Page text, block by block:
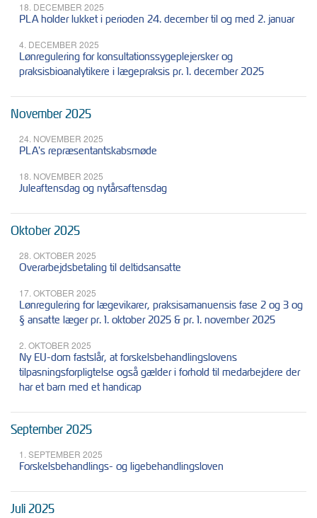
18. DECEMBER 2025
PLA holder lukket i perioden 24. december til og med 2. januar
4. DECEMBER 2025
Lønregulering for konsultationssygeplejersker og
praksisbioanalytikere i lægepraksis pr. 1. december 2025
November 2025
24. NOVEMBER 2025
PLA's repræsentantskabsmøde
18. NOVEMBER 2025
Juleaftensdag og nytårsaftensdag
Oktober 2025
28. OKTOBER 2025
Overarbejdsbetaling til deltidsansatte
17. OKTOBER 2025
Lønregulering for lægevikarer, praksisamanuensis fase 2 og 3 og
§ ansatte læger pr. 1. oktober 2025 & pr. 1. november 2025
2. OKTOBER 2025
Ny EU-dom fastslår, at forskelsbehandlingslovens
tilpasningsforpligtelse også gælder i forhold til medarbejdere der
har et barn med et handicap
September 2025
1. SEPTEMBER 2025
Forskelsbehandlings- og ligebehandlingsloven
Juli 2025